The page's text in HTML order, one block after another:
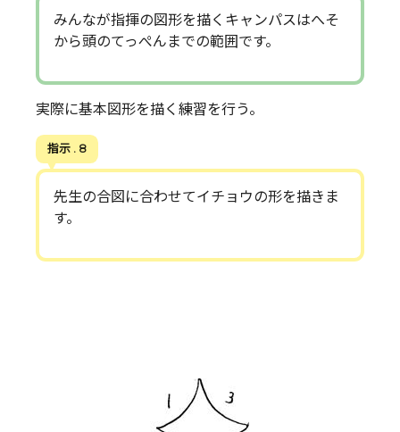
みんなが指揮の図形を描くキャンパスはへそ
から頭のてっぺんまでの範囲です。
実際に基本図形を描く練習を行う。
指示 . 8
先生の合図に合わせてイチョウの形を描きま
す。